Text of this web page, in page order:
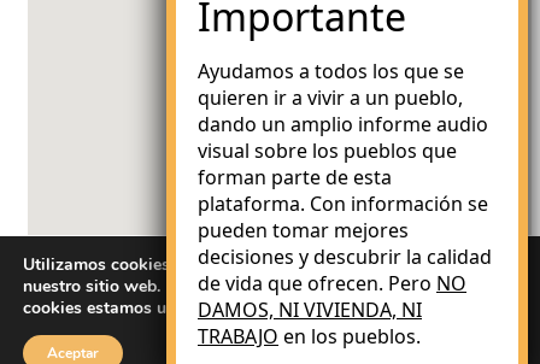
Ayudamos a todos los que se
quieren ir a vivir a un pueblo,
dando un amplio informe audio
visual sobre los pueblos que
forman parte de esta
plataforma. Con información se
pueden tomar mejores
decisiones y descubrir la calidad
de vida que ofrecen. Pero NO
DAMOS, NI VIVIENDA, NI
TRABAJO en los pueblos.
Utilizamos cookies para brindarle la mejor experiencia en
nuestro sitio web. Puede obtener más información sobre qué
cookies estamos utilizando o desactivarlas enajustes
Aceptar